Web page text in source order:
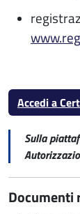
Accedi a
Sulla
Documenti